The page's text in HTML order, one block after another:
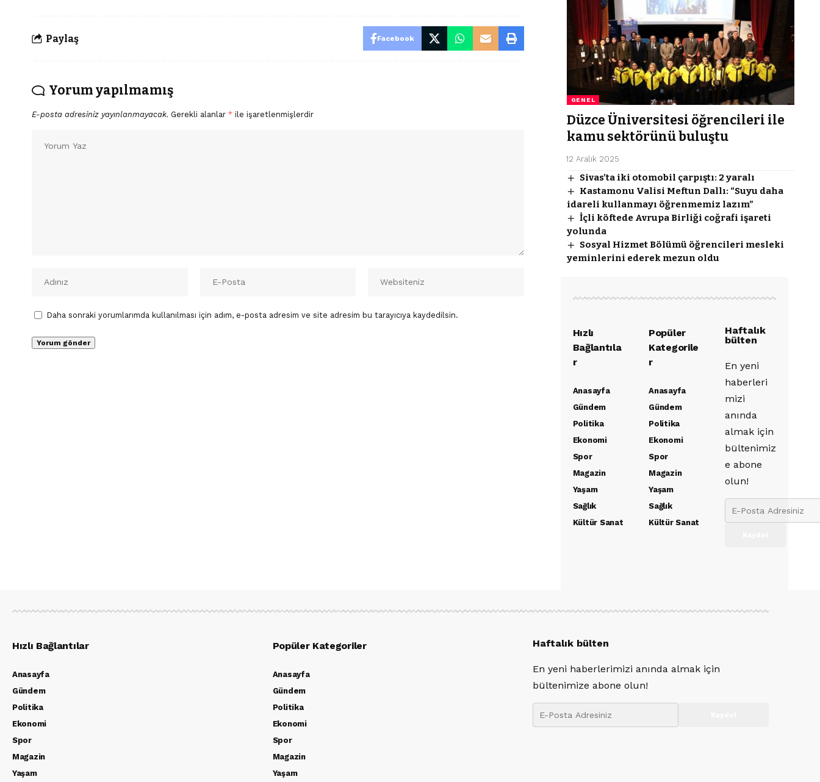
Paylaş Facebook
Yorum yapılmamış
E-posta adresiniz yayınlanmayacak. Gerekli alanlar * ile işaretlenmişlerdir
Daha sonraki yorumlarımda kullanılması için adım, e-posta adresim ve site adresim bu tarayıcıya kaydedilsin.
GENEL
Düzce Üniversitesi öğrencileri ile
kamu sektörünü buluştu
12 Aralık 2025
Sivas’ta iki otomobil çarpıştı: 2 yaralı
Kastamonu Valisi Meftun Dallı: “Suyu daha
idareli kullanmayı öğrenmemiz lazım”
İçli köftede Avrupa Birliği coğrafi işareti
yolunda
Sosyal Hizmet Bölümü öğrencileri mesleki
yeminlerini ederek mezun oldu
Hızlı
Bağlantıla
r
Anasayfa
Gündem
Politika
Ekonomi
Spor
Magazin
Yaşam
Sağlık
Kültür Sanat
Popüler
Kategorile
r
Anasayfa
Gündem
Politika
Ekonomi
Spor
Magazin
Yaşam
Sağlık
Kültür Sanat
Haftalık
bülten
En yeni
haberleri
mizi
anında
almak için
bültenimiz
e abone
olun!
Hızlı Bağlantılar
Anasayfa
Gündem
Politika
Ekonomi
Spor
Magazin
Yaşam
Popüler Kategoriler
Anasayfa
Gündem
Politika
Ekonomi
Spor
Magazin
Yaşam
Haftalık bülten
En yeni haberlerimizi anında almak için
bültenimize abone olun!